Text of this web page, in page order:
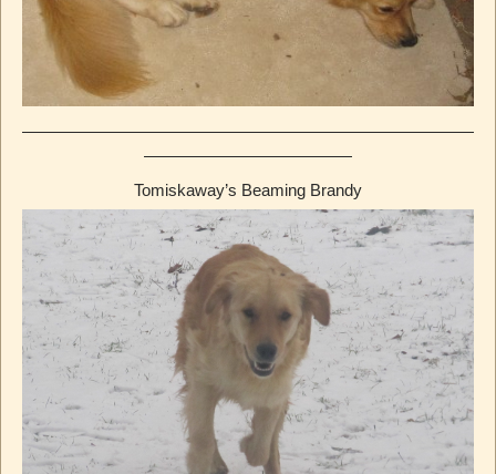
Tomiskaway’s Beaming Brandy